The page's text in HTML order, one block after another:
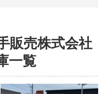
販売株式会社
一覧